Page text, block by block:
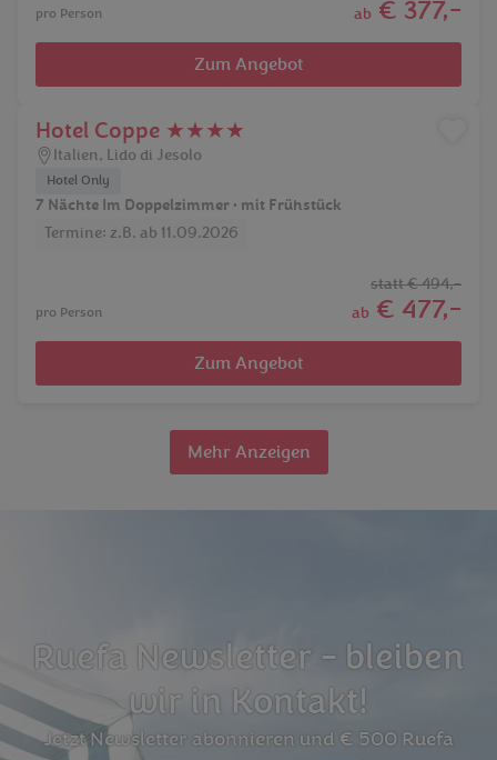
pro Person ab € 377,-
Zum Angebot
Hotel Coppe ★★★★
Italien, Lido di Jesolo
Hotel Only
7 Nächte Im Doppelzimmer • mit Frühstück
Termine: z.B. ab 11.09.2026
statt€ 494,-
pro Person ab € 477,-
Zum Angebot
Mehr Anzeigen
Ruefa Newsletter - bleiben
wir in Kontakt!
Jetzt Newsletter abonnieren und € 500 Ruefa